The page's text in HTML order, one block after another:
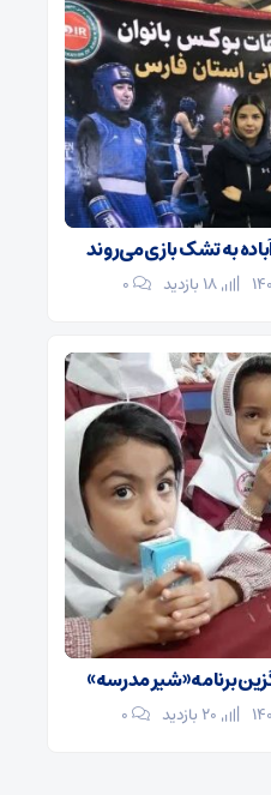
به تشک بازی می‌روند
۰
برنامه «شیر مدرسه»
۰